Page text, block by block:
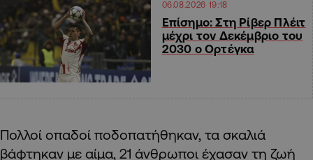
06.08.2026 19:18
Επίσημο: Στη Ρίβερ Πλέιτ
μέχρι τον Δεκέμβριο του
2030 ο Ορτέγκα
Πολλοί οπαδοί ποδοπατήθηκαν, τα σκαλιά
βάφτηκαν με αίμα, 21 άνθρωποι έχασαν τη ζωή